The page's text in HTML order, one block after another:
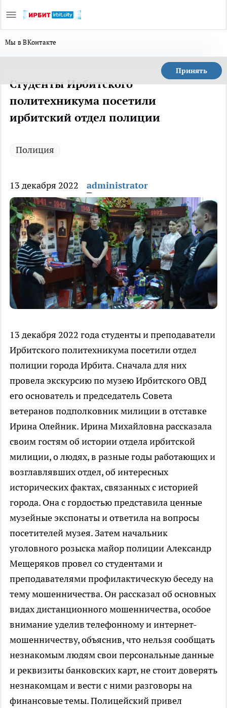
Мы в ВКонтакте
Принять
Студенты Ирбитского
политехникума посетили
ирбитский отдел полиции
Полиция
13 декабря 2022 administrator
13 декабря 2022 года студенты и преподаватели
Ирбитского политехникума посетили отдел
полиции города Ирбита. Сначала для них
провела экскурсию по музею Ирбитского ОВД
его основатель и председатель Совета
ветеранов подполковник милиции в отставке
Ирина Олейник. Ирина Михайловна рассказала
своим гостям об истории отдела ирбитской
милиции, о людях, в разные годы работающих и
возглавлявших отдел, об интересных
исторических фактах, связанных с историей
города. Она с гордостью представила ценные
музейные экспонаты и ответила на вопросы
посетителей музея. Затем начальник
уголовного розыска майор полиции Александр
Мещеряков провел со студентами и
преподавателями профилактическую беседу на
тему мошенничества. Он рассказал об основных
видах дистанционного мошенничества, особое
внимание уделив телефонному и интернет-
мошенничеству, объяснив, что нельзя сообщать
незнакомым людям свои персональные данные
и реквизиты банковских карт, не стоит доверять
незнакомцам и вести с ними разговоры на
финансовые темы. Полицейский привел